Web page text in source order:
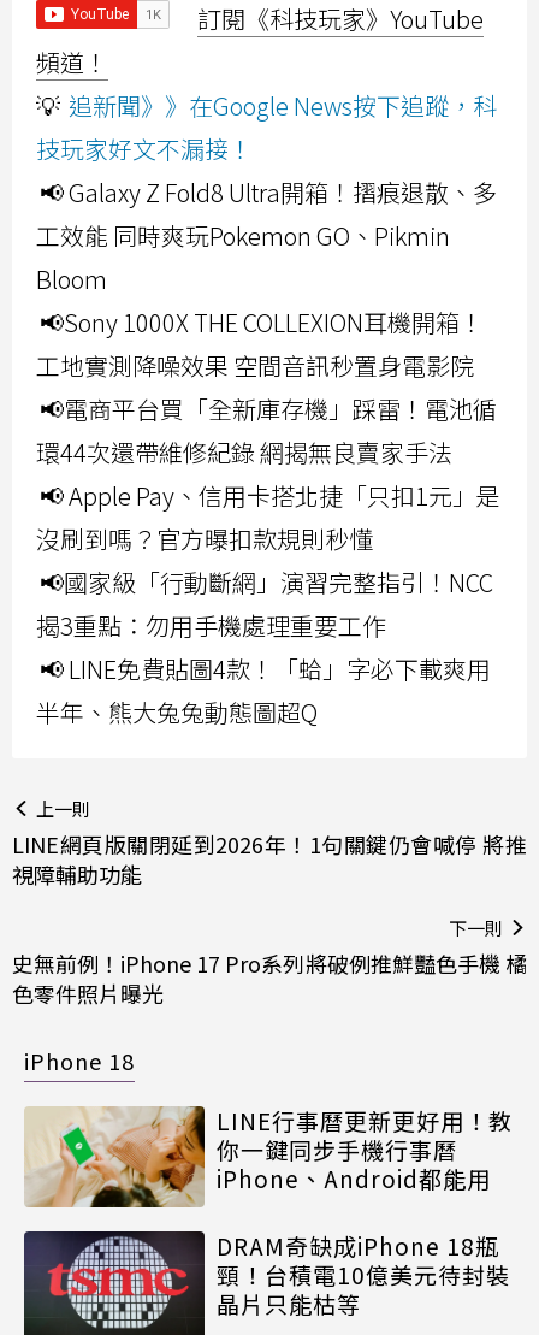
訂閱《科技玩家》YouTube
頻道！
💡 追新聞》》在Google News按下追蹤，科
技玩家好文不漏接！
📢 Galaxy Z Fold8 Ultra開箱！摺痕退散、多
工效能 同時爽玩Pokemon GO、Pikmin
Bloom
📢Sony 1000X THE COLLEXION耳機開箱！
工地實測降噪效果 空間音訊秒置身電影院
📢電商平台買「全新庫存機」踩雷！電池循
環44次還帶維修紀錄 網揭無良賣家手法
📢 Apple Pay、信用卡搭北捷「只扣1元」是
沒刷到嗎？官方曝扣款規則秒懂
📢國家級「行動斷網」演習完整指引！NCC
揭3重點：勿用手機處理重要工作
📢 LINE免費貼圖4款！「蛤」字必下載爽用
半年、熊大兔兔動態圖超Q
上一則
LINE網頁版關閉延到2026年！1句關鍵仍會喊停 將推
視障輔助功能
下一則
史無前例！iPhone 17 Pro系列將破例推鮮豔色手機 橘
色零件照片曝光
iPhone 18
LINE行事曆更新更好用！教
你一鍵同步手機行事曆
iPhone、Android都能用
DRAM奇缺成iPhone 18瓶
頸！台積電10億美元待封裝
晶片只能枯等